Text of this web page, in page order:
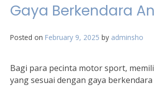
Gaya Berkendara
Posted on February 9, 2025 by adminsho
Bagi para pecinta motor sport,
yang sesuai dengan gaya